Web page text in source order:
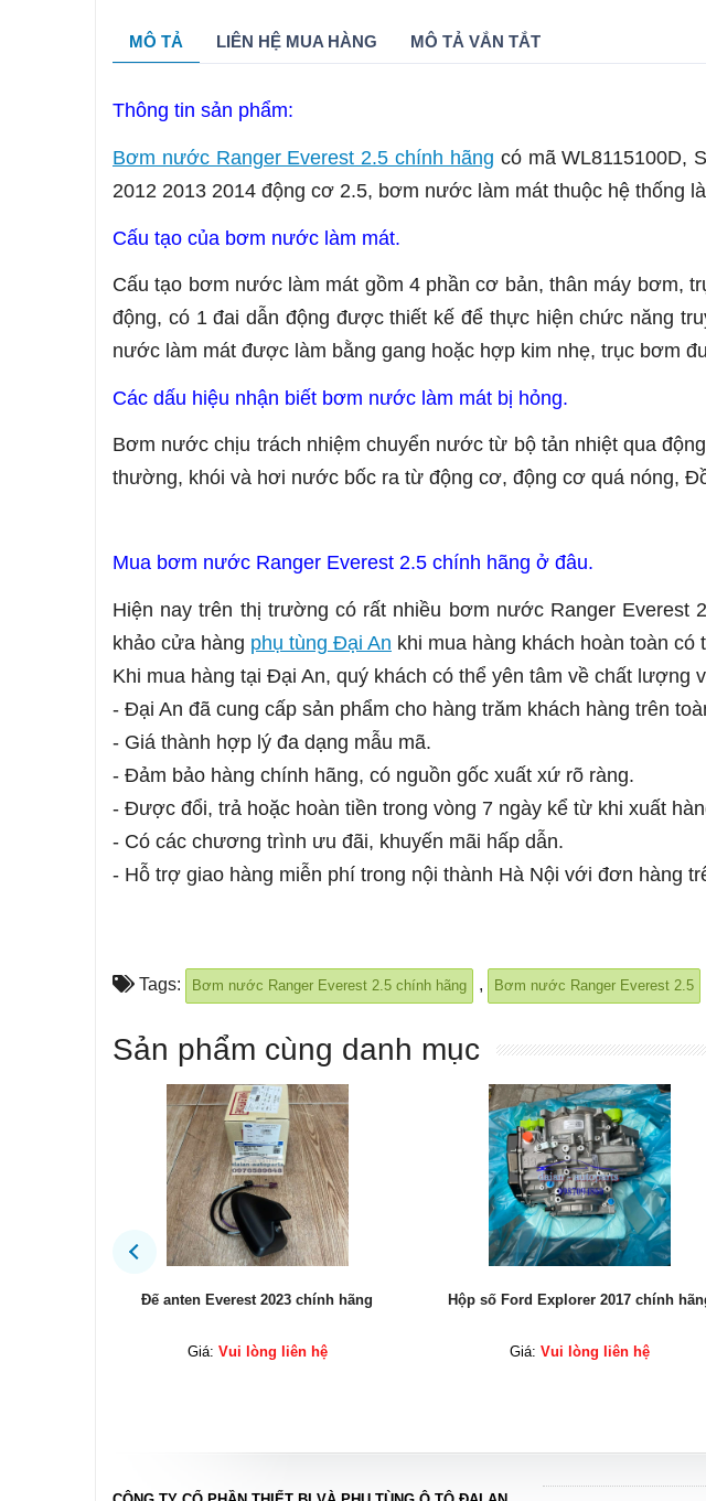
MÔ TẢ LIÊN HỆ MUA HÀNG MÔ TẢ VẮN TẮT
Thông tin sản phẩm:
Bơm nước Ranger Everest 2.5 chính hãng có mã WL8115100D,
2012 2013 2014 động cơ 2.5, bơm nước làm mát thuộc hệ thống
Cấu tạo của bơm nước làm mát.
Cấu tạo bơm nước làm mát gồm 4 phần cơ bản, thân máy bơm,
động, có 1 đai dẫn động được thiết kế để thực hiện chức năng
nước làm mát được làm bằng gang hoặc hợp kim nhẹ, trục bơm
Các dấu hiệu nhận biết bơm nước làm mát bị hỏng.
Bơm nước chịu trách nhiệm chuyển nước từ bộ tản nhiệt qua
thường, khói và hơi nước bốc ra từ động cơ, động cơ quá nóng,
Mua bơm nước Ranger Everest 2.5 chính hãng ở đâu.
Hiện nay trên thị trường có rất nhiều bơm nước Ranger
khảo cửa hàng phụ tùng Đại An khi mua hàng khách hoàn toàn
Khi mua hàng tại Đại An, quý khách có thể yên tâm về chất lượng
- Đại An đã cung cấp sản phẩm cho hàng trăm khách hàng trên
- Giá thành hợp lý đa dạng mẫu mã.
- Đảm bảo hàng chính hãng, có nguồn gốc xuất xứ rõ ràng.
- Được đổi, trả hoặc hoàn tiền trong vòng 7 ngày kể từ khi xuất
- Có các chương trình ưu đãi, khuyến mãi hấp dẫn.
- Hỗ trợ giao hàng miễn phí trong nội thành Hà Nội với đơn hàng
Tags: Bơm nước Ranger Everest 2.5 chính hãng , Bơm nước Ranger Everest 2.5
Sản phẩm cùng danh mục
Hộp số Ford Explorer 2017 chính hãng
Giá:Vui lòng liên hệ
Két sinh hàn động cơ Explorer
Giá:Vui lòng liên hệ